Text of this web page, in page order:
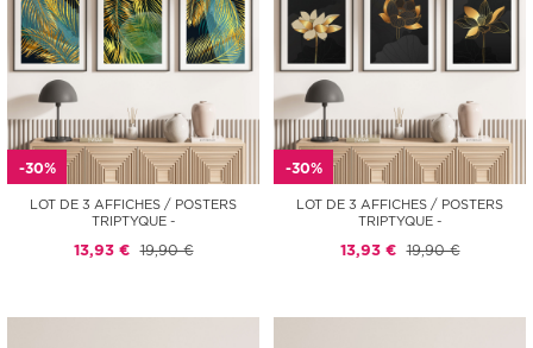
-30%
LOT DE 3 AFFICHES / POSTERS
TRIPTYQUE -
13,93 € 19,90 €
-30%
LOT DE 3 AFFICHES / POSTERS
TRIPTYQUE -
13,93 € 19,90 €